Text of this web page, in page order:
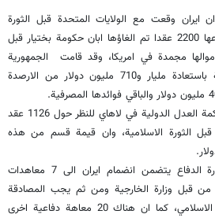
ايران وقعت مع الولايات المتحدة قبل الثورة
الاسلامية عقود تسليحية مجموعها 2200 عقدا تم الغاؤها ابان حكومة بختيار قبل
مجمدة في امريكا، وقد قامت الجمهورية
الاسلامية في السنوات الماضية باستعادة مليار و710 مليون دولار من الارصدة
ولفت الى وجود دعاوى لدى محكمة العدل الدولية في لاهاي للنظر حول 1126 عقد
قبل الثورة الاسلامية، وان قيمة قسم من هذه
واشار الى ان جدول اعمال وزارة الدفاع يتضمن انضمام ايران الى 7 معاهدات
من قبل وزارة الخارجية ومن ثم يجب المصادقة
عليها من قبل مجلس الشورى الاسلامي، كما ان هناك 20 معاهة دفاعية اخرى